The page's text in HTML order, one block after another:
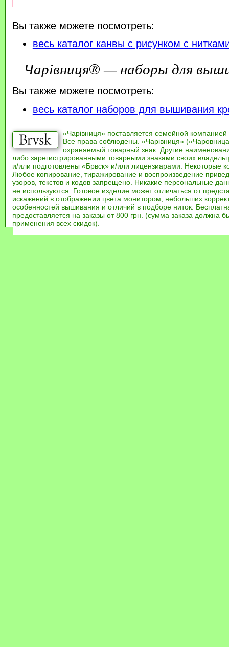
Вы также можете посмотреть:
весь каталог канвы с рисунком с
Чарівниця® — наборы для
Вы также можете посмотреть:
весь каталог наборов для вышивания
«Чарівниця» поставляется семейной компанией
Все права соблюдены. «Чарівниця»
охраняемый товарный знак. Другие
либо зарегистрированными товарными знаками своих
и/или подготовлены «Брвск» и/или лицензиарами. Некоторые
Любое копирование, тиражирование и воспроизведение
узоров, текстов и кодов запрещено. Никакие персональные
не используются. Готовое изделие может отличаться от
искажений в отображении цвета монитором, небольших
особенностей вышивания и отличий в подборе ниток.
предоставляется на заказы от 800 грн. (сумма заказа должна
применения всех скидок).